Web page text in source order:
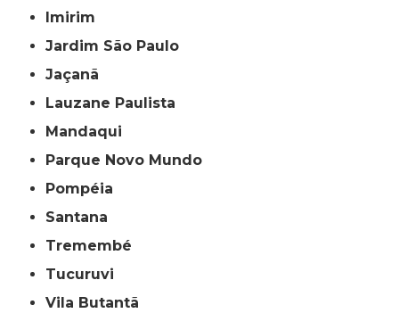
Imirim
Jardim São Paulo
Jaçanã
Lauzane Paulista
Mandaqui
Parque Novo Mundo
Pompéia
Santana
Tremembé
Tucuruvi
Vila Butantã